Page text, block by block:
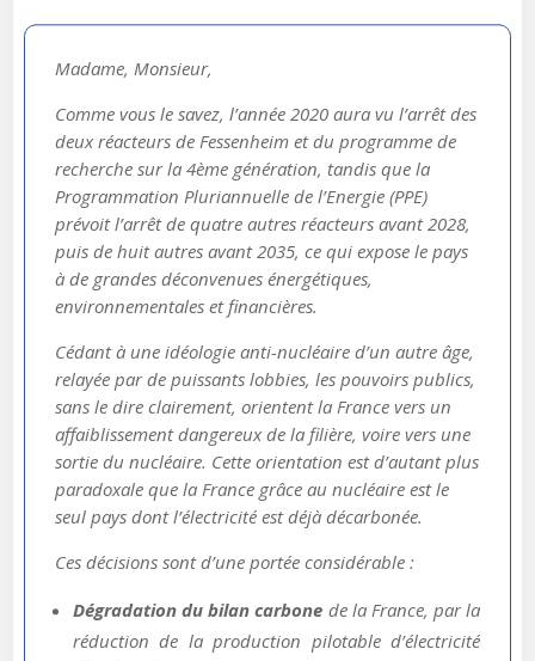
Madame, Monsieur,
Comme vous le savez, l’année 2020 aura vu l’arrêt des
deux réacteurs de Fessenheim et du programme de
recherche sur la 4ème génération, tandis que la
Programmation Pluriannuelle de l’Energie (PPE)
prévoit l’arrêt de quatre autres réacteurs avant 2028,
puis de huit autres avant 2035, ce qui expose le pays
à de grandes déconvenues énergétiques,
environnementales et financières.
Cédant à une idéologie anti-nucléaire d’un autre âge,
relayée par de puissants lobbies, les pouvoirs publics,
sans le dire clairement, orientent la France vers un
affaiblissement dangereux de la filière, voire vers une
sortie du nucléaire. Cette orientation est d’autant plus
paradoxale que la France grâce au nucléaire est le
seul pays dont l’électricité est déjà décarbonée.
Ces décisions sont d’une portée considérable :
Dégradation du bilan carbone de la France, par la
réduction de la production pilotable d’électricité